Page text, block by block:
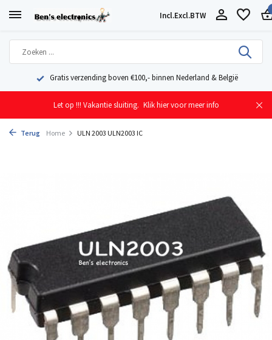
Incl.Excl.BTW
Gratis verzending boven €100,- binnen Nederland & België
Let op !!! Vakantie sluiting. Klik hier voor meer info
Terug Home ULN 2003 ULN2003 IC